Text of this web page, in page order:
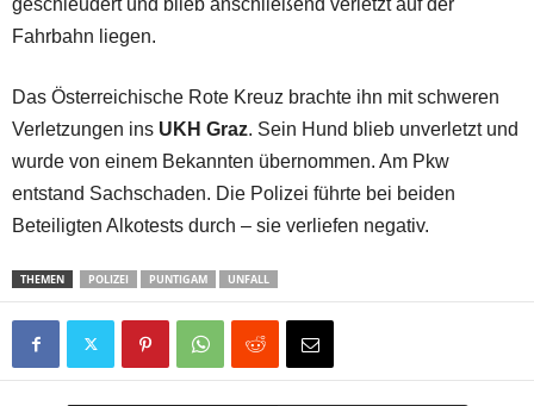
geschleudert und blieb anschließend verletzt auf der
Fahrbahn liegen.
Das Österreichische Rote Kreuz brachte ihn mit schweren
Verletzungen ins UKH Graz. Sein Hund blieb unverletzt und
wurde von einem Bekannten übernommen. Am Pkw
entstand Sachschaden. Die Polizei führte bei beiden
Beteiligten Alkotests durch – sie verliefen negativ.
THEMEN POLIZEI PUNTIGAM UNFALL